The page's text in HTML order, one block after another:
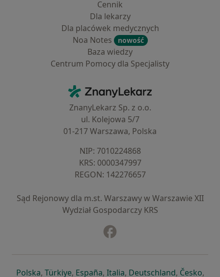
Cennik
Dla lekarzy
Dla placówek medycznych
Noa Notes
nowość
Baza wiedzy
Centrum Pomocy dla Specjalisty
ZnanyLekarz - Strona główna
ZnanyLekarz Sp. z o.o.
ul. Kolejowa 5/7
01-217 Warszawa, Polska
NIP: ⁠7010224868
KRS: ⁠0000347997
REGON: ⁠142276657
Sąd Rejonowy dla m.st. Warszawy w Warszawie XII
Wydział Gospodarczy KRS
Polskaotwiera się w nowej karcie
, Türkiyeotwiera się w nowej karcie
, Españaotwiera się w nowej karcie
, Italiaotwiera się w nowej
, Deutschlandotwiera się
, Česko,